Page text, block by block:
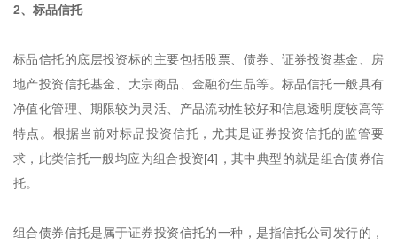
2、标品信托
标品信托的底层投资标的主要包括股票、债券、证券投资基金、房
地产投资信托基金、大宗商品、金融衍生品等。标品信托一般具有
净值化管理、期限较为灵活、产品流动性较好和信息透明度较高等
特点。根据当前对标品投资信托，尤其是证券投资信托的监管要
求，此类信托一般均应为组合投资[4]，其中典型的就是组合债券信
托。
组合债券信托是属于证券投资信托的一种，是指信托公司发行的，